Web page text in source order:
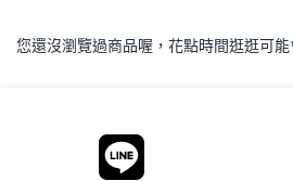
您還沒瀏覽過商品喔，花點時間逛逛可能